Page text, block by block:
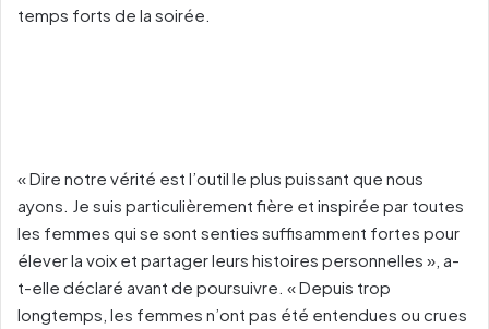
temps forts de la soirée.
« Dire notre vérité est l’outil le plus puissant que nous
ayons. Je suis particulièrement fière et inspirée par toutes
les femmes qui se sont senties suffisamment fortes pour
élever la voix et partager leurs histoires personnelles », a-
t-elle déclaré avant de poursuivre. « Depuis trop
longtemps, les femmes n’ont pas été entendues ou crues